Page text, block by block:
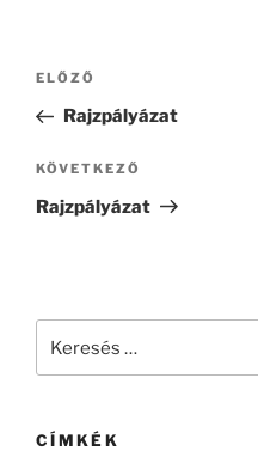
Bejegyzés
Korábbi
bejegyzés
ELŐZŐ
Rajzpályázat
Következő
bejegyzés
KÖVETKEZŐ
Rajzpályázat
CÍMKÉK